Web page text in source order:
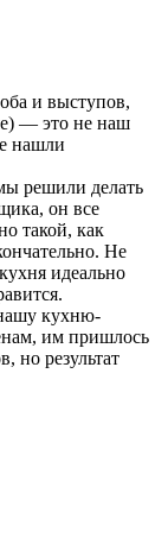
и выступов,
— это не наш
нашли
решили делать
он все
такой, как
Не
идеально
кухню-
им пришлось
но результат